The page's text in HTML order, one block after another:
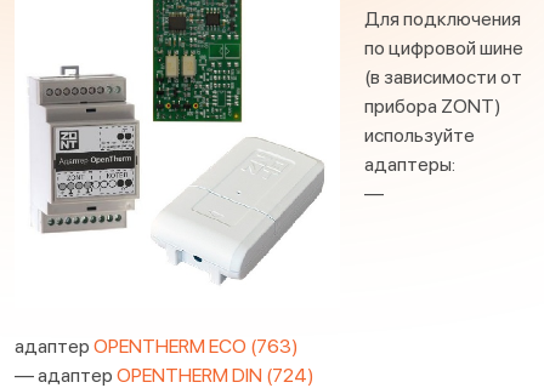
Для подключения
по цифровой шине
(в зависимости от
прибора ZONT)
используйте
адаптеры:
—
адаптер OPENTHERM ECO (763)
— адаптер OPENTHERM DIN (724)